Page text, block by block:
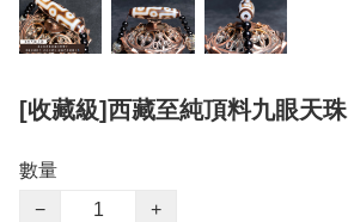
[收藏級]西藏至純頂料九眼天珠
數量
−
+